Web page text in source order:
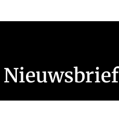
Nieuwsbrief